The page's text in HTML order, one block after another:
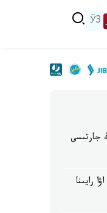
ЎЗ
تەڭ جارتىسى
16 وڭىرگە اۋا رايىنا